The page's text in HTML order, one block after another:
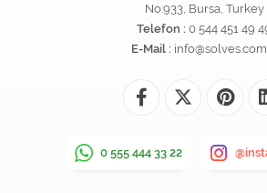
No:933, Bursa, Turkey
Telefon : 0 544 451 49
E-Mail :
0 555 444 33 22